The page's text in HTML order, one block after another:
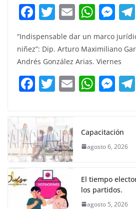
F
c
e
b
o
k
T
w
itt
er
E
ai
l
W
at
s
A
p
M
e
ss
e
n
g
“Indispensable dar un marco
niñez”: Dip. Arturo Maximiliano
Andrés González Arias. Viernes
F
c
e
b
o
o
k
T
itt
er
E W
s
A
p
M
e
n
er
Capacitación
agosto 6, 2026
El tiempo
los partidos.
agosto 5, 2026